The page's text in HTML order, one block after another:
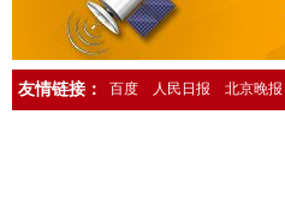
人民日报海外版送达公告登
法制晚报行政处罚通知登报
中华工商时报仲裁公告登报
人民日报海外版仲裁公告登
友情链接： 百度 人民日报 北京晚报